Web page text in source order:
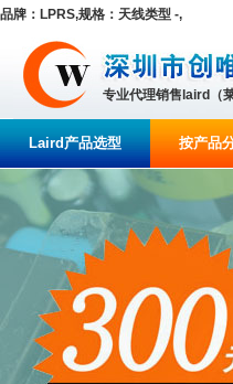
品牌：LPRS,规格：天线类型 -,
专业代理销售laird（
Laird产品选型 按产品